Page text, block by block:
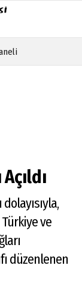
ve
düzenlenen